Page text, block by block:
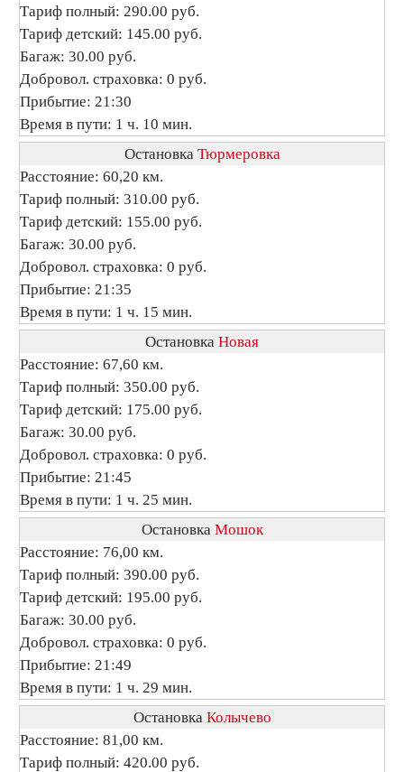
Тариф полный: 290.00 руб.
Тариф детский: 145.00 руб.
Багаж: 30.00 руб.
Добровол. страховка: 0 руб.
Прибытие: 21:30
Время в пути: 1 ч. 10 мин.
Остановка Тюрмеровка
Расстояние: 60,20 км.
Тариф полный: 310.00 руб.
Тариф детский: 155.00 руб.
Багаж: 30.00 руб.
Добровол. страховка: 0 руб.
Прибытие: 21:35
Время в пути: 1 ч. 15 мин.
Остановка Новая
Расстояние: 67,60 км.
Тариф полный: 350.00 руб.
Тариф детский: 175.00 руб.
Багаж: 30.00 руб.
Добровол. страховка: 0 руб.
Прибытие: 21:45
Время в пути: 1 ч. 25 мин.
Остановка Мошок
Расстояние: 76,00 км.
Тариф полный: 390.00 руб.
Тариф детский: 195.00 руб.
Багаж: 30.00 руб.
Добровол. страховка: 0 руб.
Прибытие: 21:49
Время в пути: 1 ч. 29 мин.
Остановка Колычево
Расстояние: 81,00 км.
Тариф полный: 420.00 руб.